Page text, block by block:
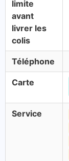
limite
avant
livrer les
colis
Téléphone
Carte
Service